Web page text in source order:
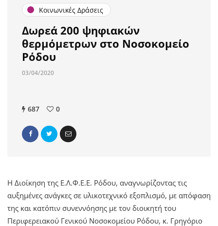
Κοινωνικές Δράσεις
Δωρεά 200 ψηφιακών
θερμόμετρων στο Νοσοκομείο
Ρόδου
03/04/2020
687 0
Η Διοίκηση της Ε.Λ.Φ.Ε.Ε. Ρόδου, αναγνωρίζοντας τις
αυξημένες ανάγκες σε υλικοτεχνικό εξοπλισμό, με απόφαση
της και κατόπιν συνεννόησης με τον διοικητή του
Περιφερειακού Γενικού Νοσοκομείου Ρόδου, κ. Γρηγόριο